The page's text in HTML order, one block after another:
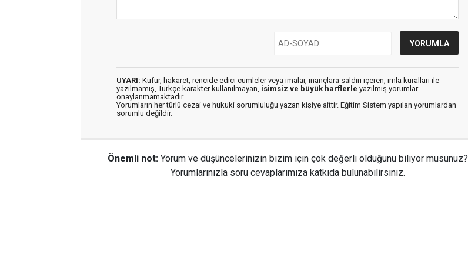
UYARI: Küfür, hakaret, rencide edici cümleler veya imalar, inançlara saldırı içeren, imla kuralları ile
yazılmamış, Türkçe karakter kullanılmayan, isimsiz ve büyük harflerle yazılmış yorumlar
onaylanmamaktadır.
Yorumların her türlü cezai ve hukuki sorumluluğu yazan kişiye aittir. Eğitim Sistem yapılan yorumlardan
sorumlu değildir.
Önemli not: Yorum ve düşüncelerinizin bizim için çok değerli olduğunu biliyor musunuz?
Yorumlarınızla soru cevaplarımıza katkıda bulunabilirsiniz.